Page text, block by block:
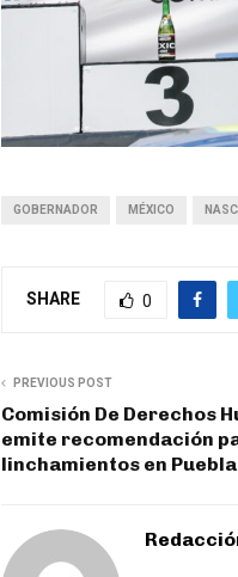
GOBERNADOR MÉXICO
SHARE 0
PREVIOUS POST
Comisión De Derechos
emite recomendación
linchamientos en Puebla